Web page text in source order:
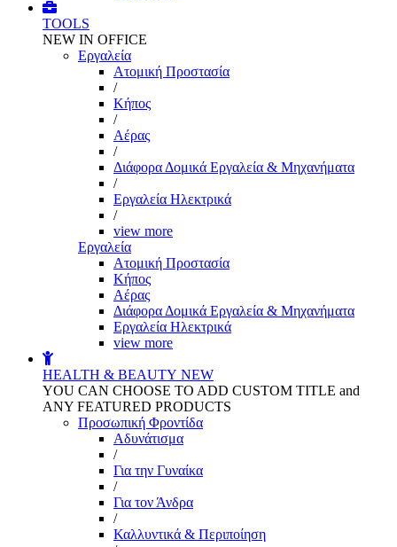
TOOLS
NEW IN OFFICE
Εργαλεία
Aτομική Προστασία
/
Kήπος
/
Αέρας
/
Διάφορα Δομικά Εργαλεία & Μηχανήματα
/
Εργαλεία Ηλεκτρικά
/
view more
Εργαλεία
Aτομική Προστασία
Kήπος
Αέρας
Διάφορα Δομικά Εργαλεία & Μηχανήματα
Εργαλεία Ηλεκτρικά
view more
HEALTH & BEAUTY NEW
YOU CAN CHOOSE TO ADD CUSTOM TITLE and
ANY FEATURED PRODUCTS
Προσωπική Φροντίδα
Αδυνάτισμα
/
Για την Γυναίκα
/
Για τον Άνδρα
/
Καλλυντικά & Περιποίηση